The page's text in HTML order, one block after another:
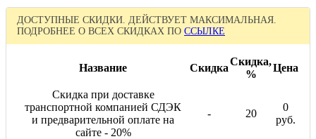
ДОСТУПНЫЕ СКИДКИ. ДЕЙСТВУЕТ МАКСИМАЛЬНАЯ.
ПОДРОБНЕЕ О ВСЕХ СКИДКАХ ПО ССЫЛКЕ
Название Скидка
Скидка,
%
Цена
Скидка при доставке
транспортной компанией СДЭК
и предварительной оплате на
сайте - 20%
- 20
0
руб.